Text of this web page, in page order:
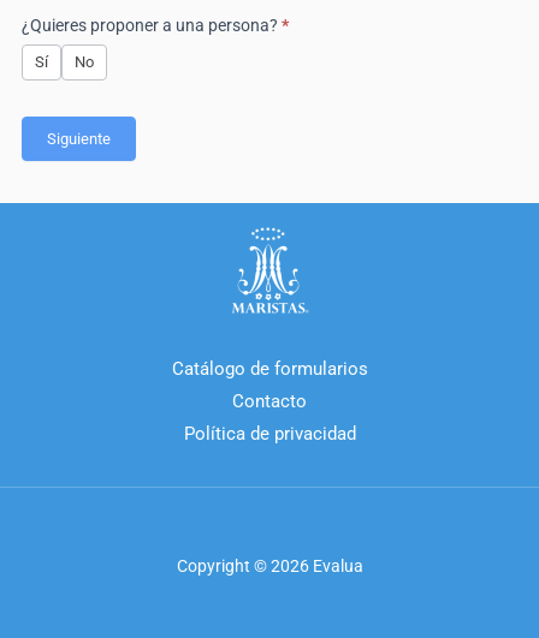
¿Quieres proponer a una persona? *
Sí No
Siguiente
Catálogo de formularios
Contacto
Política de privacidad
Copyright © 2026 Evalua